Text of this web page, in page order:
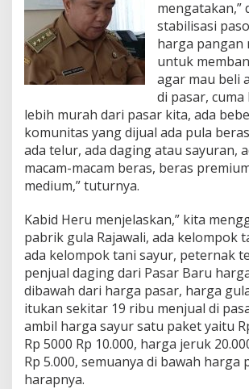
mengatakan,”
stabilisasi
harga pangan
untuk
agar mau beli
di pasar,
lebih murah dari pasar kita, ada
komunitas yang dijual ada pula
ada telur, ada daging atau sayuran,
macam-macam beras, beras
medium,” tuturnya.
Kabid Heru menjelaskan,” kita
pabrik gula Rajawali, ada kelompok
ada kelompok tani sayur, peternak
penjual daging dari Pasar Baru
dibawah dari harga pasar, harga
itukan sekitar 19 ribu menjual di
ambil harga sayur satu paket yaitu
Rp 5000 Rp 10.000, harga jeruk
Rp 5.000, semuanya di bawah harga
harapnya.